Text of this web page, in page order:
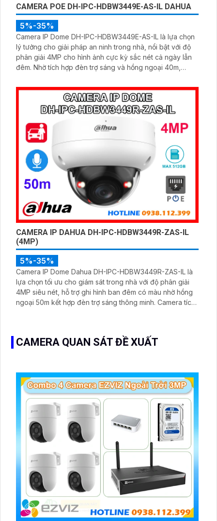
CAMERA POE DH-IPC-HDBW3449E-AS-IL DAHUA
5%-35%
Camera IP Dome DH-IPC-HDBW3449E-AS-IL là lựa chọn
lý tưởng cho giải pháp an ninh trong nhà, nổi bật với độ
phân giải 4MP cho hình ảnh cực kỳ sắc nét cả ngày lẫn
đêm. Nhờ tích hợp đèn trợ sáng và hồng ngoại 40m,
thời trang bị micro thu âm nguồn POE, khe cắm thẻ nhớ
đến 512GB và công nghệ AI nhận diện chính xác người và
phương tiện
CAMERA IP DAHUA DH-IPC-HDBW3449R-ZAS-IL
(4MP)
5%-35%
Camera IP Dome Dahua DH-IPC-HDBW3449R-ZAS-IL là
lựa chọn tối ưu cho giám sát trong nhà với độ phân giải
4MP siêu nét, hỗ trợ ghi hình ban đêm có màu nhờ hồng
ngoại 50m kết hợp đèn trợ sáng thông minh. Camera tích
CAMERA QUAN SÁT ĐỀ XUẤT